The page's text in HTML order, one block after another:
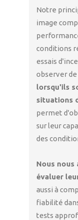
Notre
image
conditions
essais
observer
lorsqu'ils
situations
permet
sur leur
des
Nous nous
évaluer
aussi à
fiabilité
tests